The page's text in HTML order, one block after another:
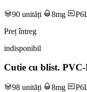
90 unități 8mg
Preț întreg
indisponibil
Cutie cu blist.
98 unități 8mg